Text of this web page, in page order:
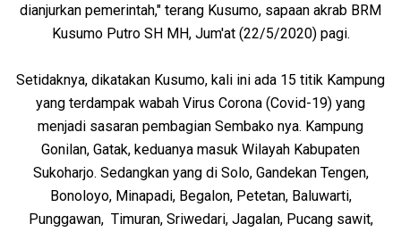
dianjurkan pemerintah," terang Kusumo, sapaan akrab BRM
Kusumo Putro SH MH, Jum'at (22/5/2020) pagi.
Setidaknya, dikatakan Kusumo, kali ini ada 15 titik Kampung
yang terdampak wabah Virus Corona (Covid-19) yang
menjadi sasaran pembagian Sembako nya. Kampung
Gonilan, Gatak, keduanya masuk Wilayah Kabupaten
Sukoharjo. Sedangkan yang di Solo, Gandekan Tengen,
Bonoloyo, Minapadi, Begalon, Petetan, Baluwarti,
Punggawan, Timuran, Sriwedari, Jagalan, Pucang sawit,